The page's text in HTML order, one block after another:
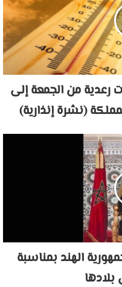
رعدية من الجمعة إلى
(نشرة إنذارية)
الهند بمناسبة